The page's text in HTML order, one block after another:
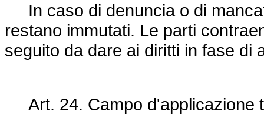
In caso di denuncia o di
restano immutati. Le parti
seguito da dare ai diritti in fase di
Art. 24. Campo d'applicazione